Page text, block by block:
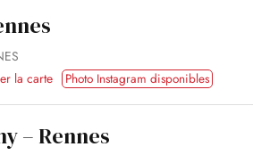
la carte Photo Instagram disponibles
– Rennes